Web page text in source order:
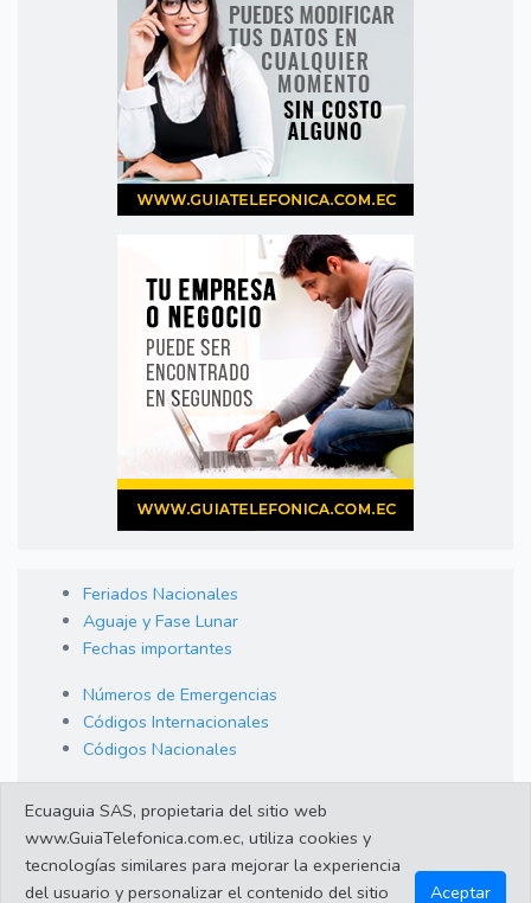
Feriados Nacionales
Aguaje y Fase Lunar
Fechas importantes
Números de Emergencias
Códigos Internacionales
Códigos Nacionales
Cambio de Divisas
Enlaces de interes
Ecuaguia SAS, propietaria del sitio web
www.GuiaTelefonica.com.ec, utiliza cookies y
tecnologías similares para mejorar la experiencia
del usuario y personalizar el contenido del sitio
Aceptar